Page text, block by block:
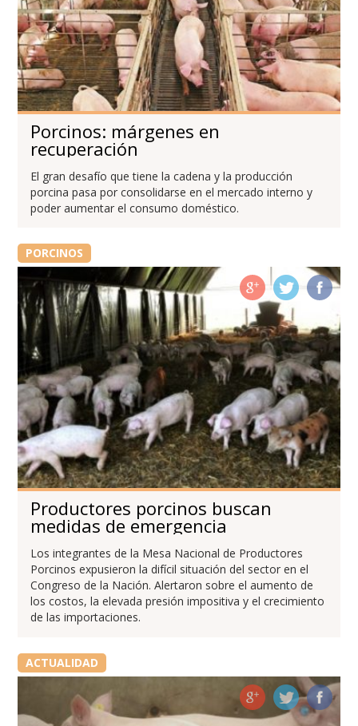
Porcinos: márgenes en
recuperación
El gran desafío que tiene la cadena y la producción
porcina pasa por consolidarse en el mercado interno y
poder aumentar el consumo doméstico.
PORCINOS
Productores porcinos buscan
medidas de emergencia
Los integrantes de la Mesa Nacional de Productores
Porcinos expusieron la difícil situación del sector en el
Congreso de la Nación. Alertaron sobre el aumento de
los costos, la elevada presión impositiva y el crecimiento
de las importaciones.
ACTUALIDAD